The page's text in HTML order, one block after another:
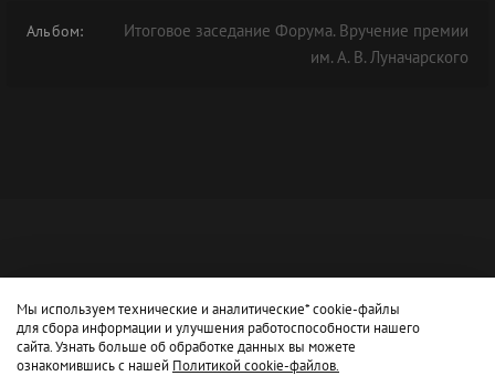
Альбом:
Итоговое заседание Форума. Вручение премии
им. А. В. Луначарского
Мы используем технические и аналитические* cookie-файлы
для сбора информации и улучшения работоспособности нашего
сайта. Узнать больше об обработке данных вы можете
ознакомившись с нашей Политикой cookie-файлов.